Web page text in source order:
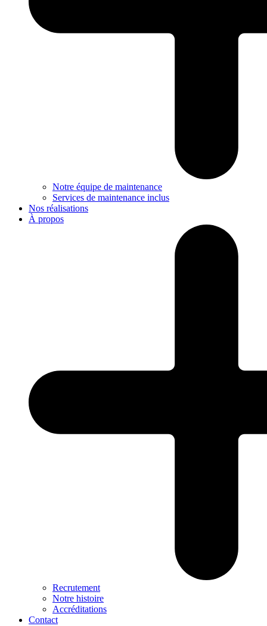
Notre équipe de maintenance
Services de maintenance inclus
Nos réalisations
À propos
Recrutement
Notre histoire
Accréditations
Contact